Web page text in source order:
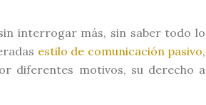
interrogar más, sin saber todo lo
estilo de comunicación pasivo,
diferentes motivos, su derecho a